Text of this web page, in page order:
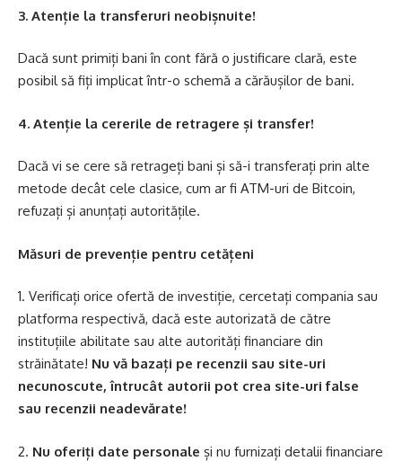
3. Atenție la transferuri neobișnuite!
Dacă sunt primiți bani în cont fără o justificare clară, este
posibil să fiți implicat într-o schemă a cărăușilor de bani.
4. Atenție la cererile de retragere și transfer!
Dacă vi se cere să retrageți bani și să-i transferați prin alte
metode decât cele clasice, cum ar fi ATM-uri de Bitcoin,
refuzați și anunțați autoritățile.
Măsuri de prevenție pentru cetățeni
1. Verificați orice ofertă de investiție, cercetați compania sau
platforma respectivă, dacă este autorizată de către
instituțiile abilitate sau alte autorități financiare din
străinătate! Nu vă bazați pe recenzii sau site-uri
necunoscute, întrucât autorii pot crea site-uri false
sau recenzii neadevărate!
2. Nu oferiți date personale și nu furnizați detalii financiare